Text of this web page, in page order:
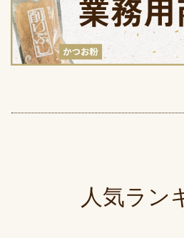
人気ラン